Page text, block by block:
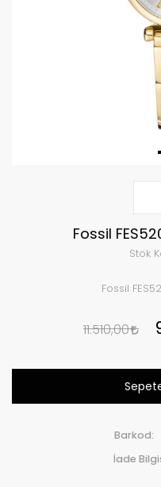
Fossil
Stok
Fossil
11.510,00
Barkod:
İade